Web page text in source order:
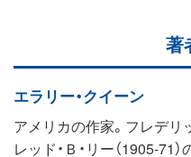
著
エラリー・クイーン
アメリカの作家。フレデリ
レッド・Ｂ・リー（1905‐71